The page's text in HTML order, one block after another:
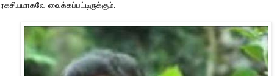
ரகசியமாகவே வைக்கப்பட்டிருக்கும்.